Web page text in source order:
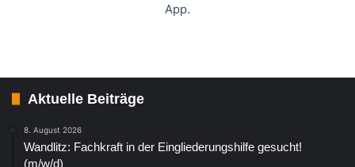
App.
Aktuelle Beiträge
8. August 2026
Wandlitz: Fachkraft in der Eingliederungshilfe gesucht!
(m/w/d)